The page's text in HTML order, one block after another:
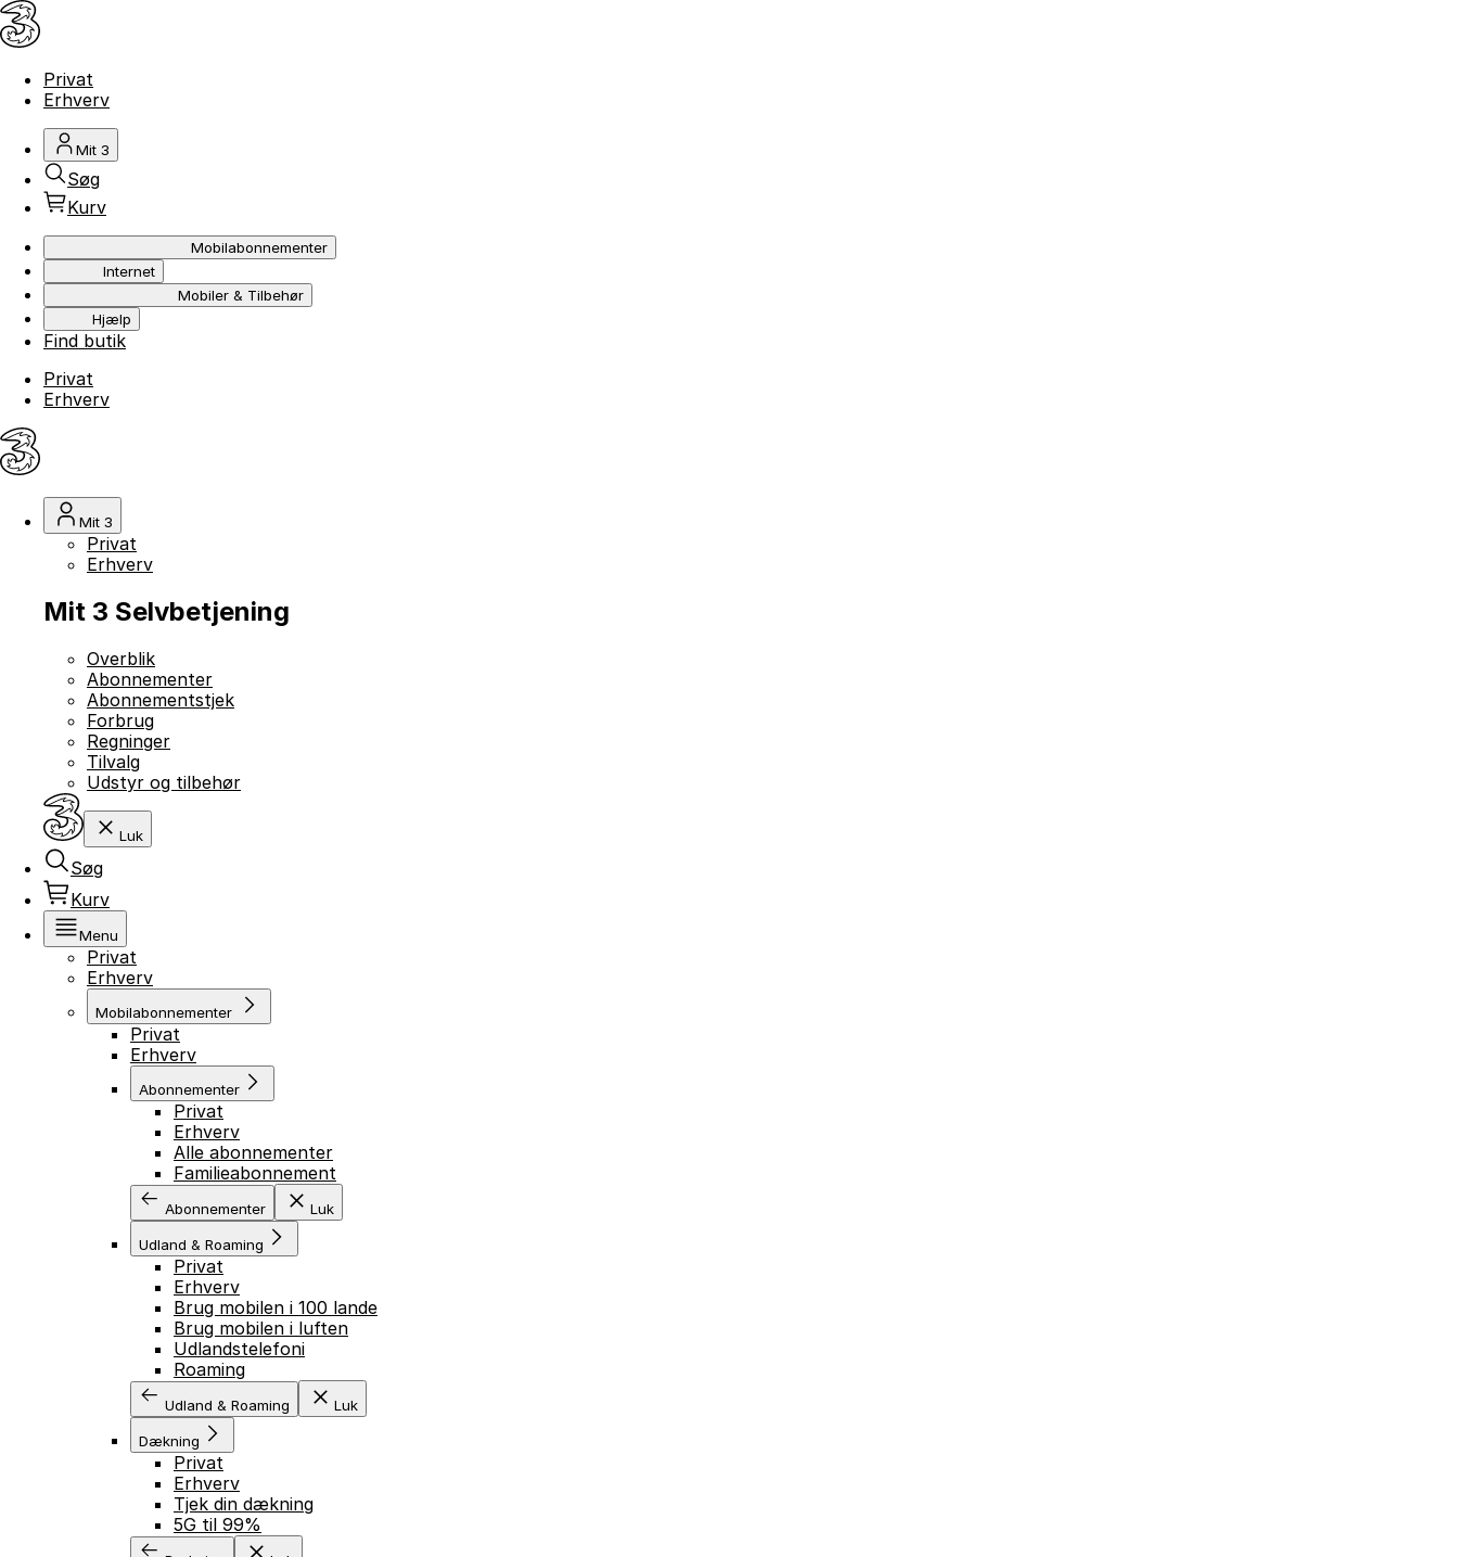
Privat
Erhverv
Mit 3
Søg
Kurv
Mobilabonnementer
Internet
Mobiler & Tilbehør
Hjælp
Find butik
Privat
Erhverv
Mit 3
Privat
Erhverv
Mit 3 Selvbetjening
Overblik
Abonnementer
Abonnementstjek
Forbrug
Regninger
Tilvalg
Udstyr og tilbehør
Luk
Søg
Kurv
Menu
Privat
Erhverv
Mobilabonnementer
Privat
Erhverv
Abonnementer
Privat
Erhverv
Alle abonnementer
Familieabonnement
Abonnementer Luk
Udland & Roaming
Privat
Erhverv
Brug mobilen i 100 lande
Brug mobilen i luften
Udlandstelefoni
Roaming
Udland & Roaming Luk
Dækning
Privat
Erhverv
Tjek din dækning
5G til 99%